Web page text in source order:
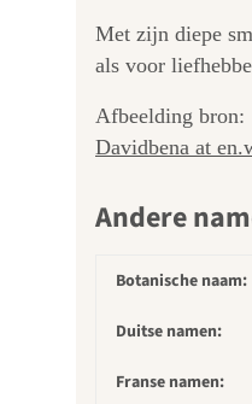
Met zijn diepe
als voor
Afbeelding bron:
Davidbena at
Andere
Botanische naam:
Duitse namen:
Franse namen: